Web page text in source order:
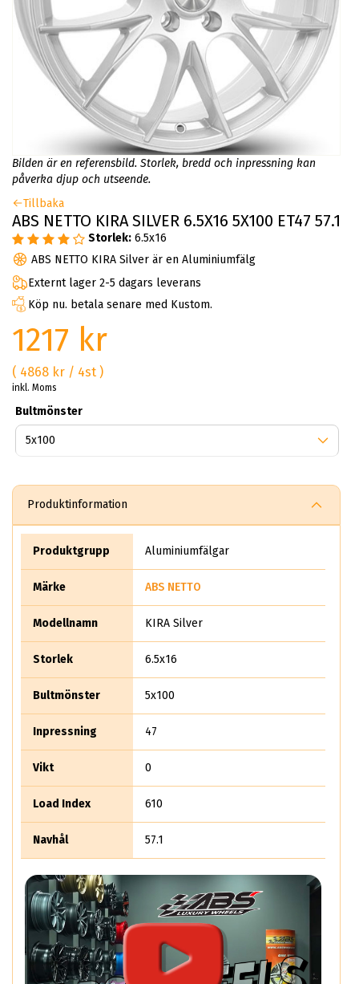
Bilden är en referensbild. Storlek, bredd och inpressning kan
påverka djup och utseende.
Tillbaka
ABS NETTO KIRA SILVER 6.5X16 5X100 ET47 57.1
Storlek: 6.5x16
ABS NETTO KIRA Silver är en Aluminiumfälg
Externt lager 2-5 dagars leverans
Köp nu. betala senare med Kustom.
1217 kr
( 4868 kr / 4st )
inkl. Moms
Bultmönster
Produktinformation
Produktgrupp Aluminiumfälgar
Märke ABS NETTO
Modellnamn KIRA Silver
Storlek 6.5x16
Bultmönster 5x100
Inpressning 47
Vikt 0
Load Index 610
Navhål 57.1